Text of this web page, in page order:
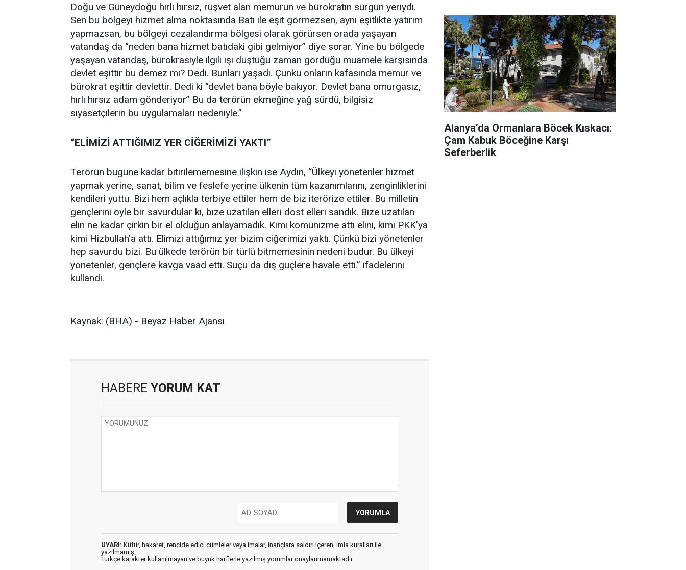
Doğu ve Güneydoğu hırlı hırsız, rüşvet alan memurun ve bürokratın sürgün yeriydi.
Sen bu bölgeyi hizmet alma noktasında Batı ile eşit görmezsen, aynı eşitlikte yatırım
yapmazsan, bu bölgeyi cezalandırma bölgesi olarak görürsen orada yaşayan
vatandaş da “neden bana hizmet batıdaki gibi gelmiyor” diye sorar. Yine bu bölgede
yaşayan vatandaş, bürokrasiyle ilgili işi düştüğü zaman gördüğü muamele karşısında
devlet eşittir bu demez mi? Dedi. Bunları yaşadı. Çünkü onların kafasında memur ve
bürokrat eşittir devlettir. Dedi ki “devlet bana böyle bakıyor. Devlet bana omurgasız,
hırlı hırsız adam gönderiyor” Bu da terörün ekmeğine yağ sürdü, bilgisiz
siyasetçilerin bu uygulamaları nedeniyle.”
“ELİMİZİ ATTIĞIMIZ YER CİĞERİMİZİ YAKTI”
Terörün bugüne kadar bitirilememesine ilişkin ise Aydın, “Ülkeyi yönetenler hizmet
yapmak yerine, sanat, bilim ve feslefe yerine ülkenin tüm kazanımlarını, zenginliklerini
kendileri yuttu. Bizi hem açlıkla terbiye ettiler hem de biz iterörize ettiler. Bu milletin
gençlerini öyle bir savurdular ki, bize uzatılan elleri dost elleri sandık. Bize uzatılan
elin ne kadar çirkin bir el olduğun anlayamadık. Kimi komünizme attı elini, kimi PKK’ya
kimi Hizbullah’a attı. Elimizi attığımız yer bizim ciğerimizi yaktı. Çünkü bizi yönetenler
hep savurdu bizi. Bu ülkede terörün bir türlü bitmemesinin nedeni budur. Bu ülkeyi
yönetenler, gençlere kavga vaad etti. Suçu da dış güçlere havale etti.” ifadelerini
kullandı.
Kaynak: (BHA) - Beyaz Haber Ajansı
HABERE YORUM KAT
UYARI: Küfür, hakaret, rencide edici cümleler veya imalar, inançlara saldırı içeren, imla kuralları ile
yazılmamış,
Türkçe karakter kullanılmayan ve büyük harflerle yazılmış yorumlar onaylanmamaktadır.
Alanya’da Ormanlara Böcek Kıskacı:
Çam Kabuk Böceğine Karşı
Seferberlik